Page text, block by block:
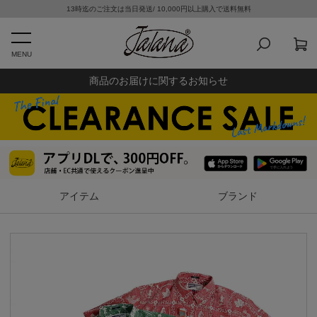
13時迄のご注文は当日発送/ 10,000円以上購入で送料無料
MENU
商品のお届けに関するお知らせ
アイテム ブランド